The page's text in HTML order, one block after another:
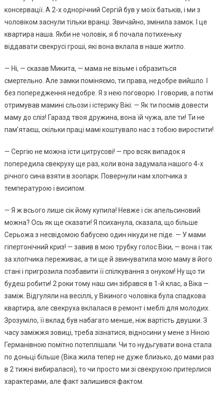
консервації. А 2-х однорічний Сергій був у моїх батьків, і ми з
чоловіком заснули тільки вранці. Звичайно, змінила замок. І це
квартира наша. Якби не чоловік, я б почала потихеньку
віддавати свекрусі гроші, які вона вклала в наше житло.
— Ні, — сказав Микита, — мама не візьме і образиться
смертельно. Але замки поміняємо, ти права, недобре вийшло. І
без попередження недобре. Я з нею поговорю. І говорив, а потім
отримував мамині сльози і істерику Вікі: — Як ти посмів довести
маму до сліз! Гаразд твоя дружина, вона їй чужа, але ти! Ти не
пам’ятаєш, скільки праці мамі коштувало нас з тобою виростити!
— Сергію не можна їсти цитрусові! — про всяк випадок я
попередила свекруху ще раз, коли вона задумала нашого 4-х
річного сина взяти в зоопарк. Повернули нам хлопчика з
температурою і висипом.
— Я ж всього лише сік йому купила! Невже і сік апельсиновий
можна? Ось як ще сказати! Я психанула, сказала, що більше
Серьожа з несвідомою бабусею один нікуди не піде. — У мами
гіпертонічний криз! — завив в мою трубку голос Віки, — вона і так
за хлопчика переживає, а ти ще й звинуватила мою маму в його
стані і пригрозила позбавити її спілкування з онуком! Ну що ти
будеш робити! 2 роки тому наш син зібрався в 1-й клас, а Віка —
заміж. Відгуляли на весіллі, у Вікиного чоловіка була спадкова
квартира, але свекруха вклалася в ремонт і меблі для молодих.
Зрозуміло, її вклад був набагато менше, ніж вартість двушки. З
часу заміжжя зовиці, треба зізнатися, відносини у мене з Ніною
Германівною помітно потеплішали. Чи то нудьгувати вона стала
по доньці більше (Віка жила тепер не дуже близько, до мами раз
в 2 тижні вибиралася), то чи просто ми зі свекрухою притерлися
характерами, але факт залишився фактом.